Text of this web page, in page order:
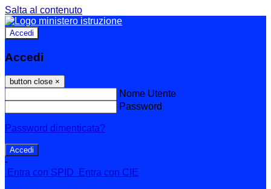
Salta al contenuto
Accedi
Accedi
button close ×
Nome Utente
Password
Password dimenticata?
-
Entra con SPID
Entra con CIE